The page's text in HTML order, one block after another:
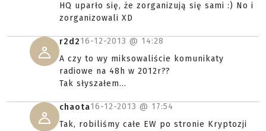
HQ uparło się, że zorganizują się sami :) No i
zorganizowali XD
r2d216-12-2013 @ 14:28
A czy to wy miksowaliście komunikaty
radiowe na 48h w 2012r??
Tak słyszałem...
chaota16-12-2013 @ 17:54
Tak, robiliśmy całe EW po stronie Kryptozji